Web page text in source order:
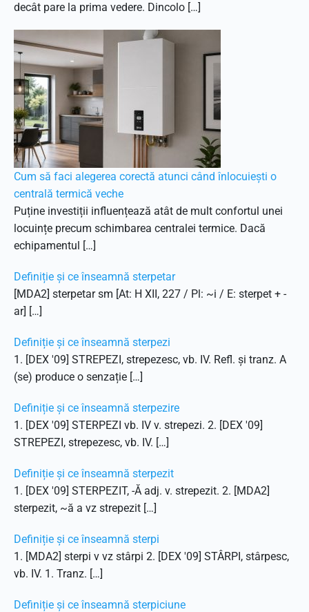
decât pare la prima vedere. Dincolo […]
Cum să faci alegerea corectă atunci când înlocuiești o
centrală termică veche
Puține investiții influențează atât de mult confortul unei
locuințe precum schimbarea centralei termice. Dacă
echipamentul […]
Definiție și ce înseamnă sterpetar
[MDA2] sterpetar sm [At: H XII, 227 / Pl: ~i / E: sterpet + -
ar] […]
Definiție și ce înseamnă sterpezi
1. [DEX '09] STREPEZI, strepezesc, vb. IV. Refl. și tranz. A
(se) produce o senzație […]
Definiție și ce înseamnă sterpezire
1. [DEX '09] STERPEZI vb. IV v. strepezi. 2. [DEX '09]
STREPEZI, strepezesc, vb. IV. […]
Definiție și ce înseamnă sterpezit
1. [DEX '09] STERPEZIT, -Ă adj. v. strepezit. 2. [MDA2]
sterpezit, ~ă a vz strepezit […]
Definiție și ce înseamnă sterpi
1. [MDA2] sterpi v vz stârpi 2. [DEX '09] STÂRPI, stârpesc,
vb. IV. 1. Tranz. […]
Definiție și ce înseamnă sterpiciune